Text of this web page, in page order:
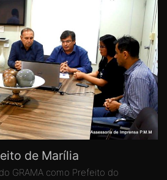
de Marília
GRAMA como Prefeito do